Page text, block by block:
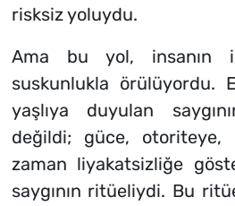
risksiz yoluydu.
Ama bu yol, insanın
suskunlukla örülüyordu.
yaşlıya duyulan
değildi; güce, otoriteye,
zaman liyakatsizliğe
saygının ritüeliydi. Bu